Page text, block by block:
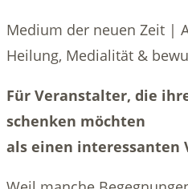
Medium der neuen Zeit |
Heilung, Medialität &
Für Veranstalter, die
schenken möchten
als einen interessanten